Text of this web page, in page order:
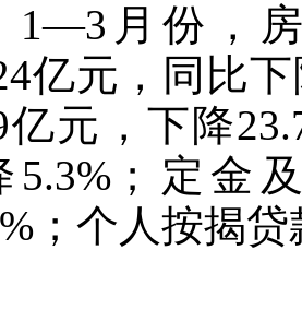
1—3 月份，
亿元，同比
亿元，下降
5.3% ；定金
；个人按揭贷